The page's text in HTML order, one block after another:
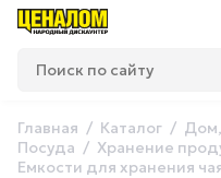
Главная Каталог
Посуда
Хранение
Емкости для хранения